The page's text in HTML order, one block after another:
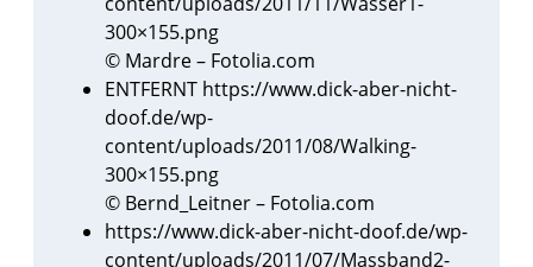
300×155.png
© Mardre – Fotolia.com
ENTFERNT https://www.dick-aber-nicht-
doof.de/wp-
content/uploads/2011/08/Walking-
300×155.png
© Bernd_Leitner – Fotolia.com
https://www.dick-aber-nicht-doof.de/wp-
content/uploads/2011/07/Massband2-